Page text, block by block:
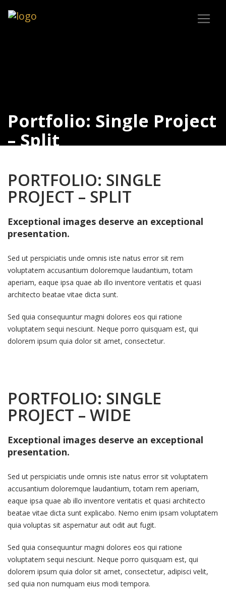
Portfolio: Single Project
– Split
presentation.
PORTFOLIO: SINGLE
PROJECT – SPLIT
Exceptional images deserve an exceptional
presentation.
Sed ut perspiciatis unde omnis iste natus error sit rem
voluptatem accusantium doloremque laudantium, totam
aperiam, eaque ipsa quae ab illo inventore veritatis et quasi
architecto beatae vitae dicta sunt.
Sed quia consequuntur magni dolores eos qui ratione
voluptatem sequi nesciunt. Neque porro quisquam est, qui
dolorem ipsum quia dolor sit amet, consectetur.
PORTFOLIO: SINGLE
PROJECT – WIDE
Exceptional images deserve an exceptional
presentation.
Sed ut perspiciatis unde omnis iste natus error sit voluptatem
accusantium doloremque laudantium, totam rem aperiam,
eaque ipsa quae ab illo inventore veritatis et quasi architecto
beatae vitae dicta sunt explicabo. Nemo enim ipsam voluptatem
quia voluptas sit aspernatur aut odit aut fugit.
Sed quia consequuntur magni dolores eos qui ratione
voluptatem sequi nesciunt. Neque porro quisquam est, qui
dolorem ipsum quia dolor sit amet, consectetur, adipisci velit,
sed quia non numquam eius modi tempora.